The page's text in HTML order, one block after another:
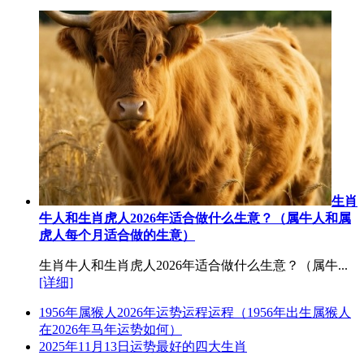
生肖
牛人和生肖虎人2026年适合做什么生意？（属牛人和属
虎人每个月适合做的生意）
生肖牛人和生肖虎人2026年适合做什么生意？（属牛...
[详细]
1956年属猴人2026年运势运程运程（1956年出生属猴人
在2026年马年运势如何）
2025年11月13日运势最好的四大生肖